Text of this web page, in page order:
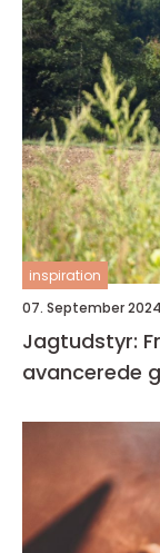
inspiration
07. September 2024
Jagtudstyr:
avancerede